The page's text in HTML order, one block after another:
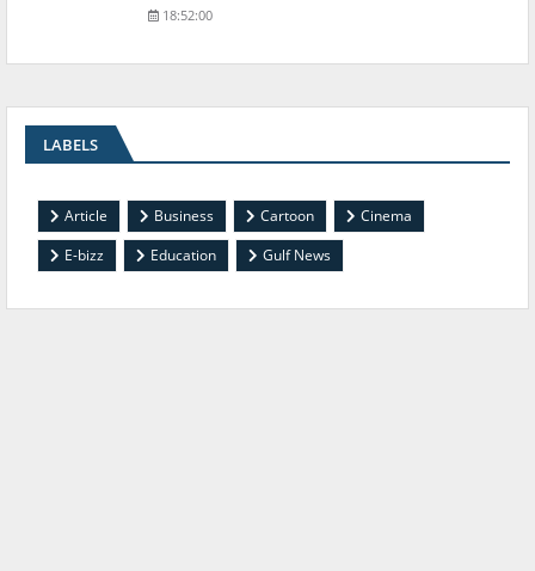
18:52:00
LABELS
Article Business Cartoon
Cinema
E-bizz
Education Gulf News